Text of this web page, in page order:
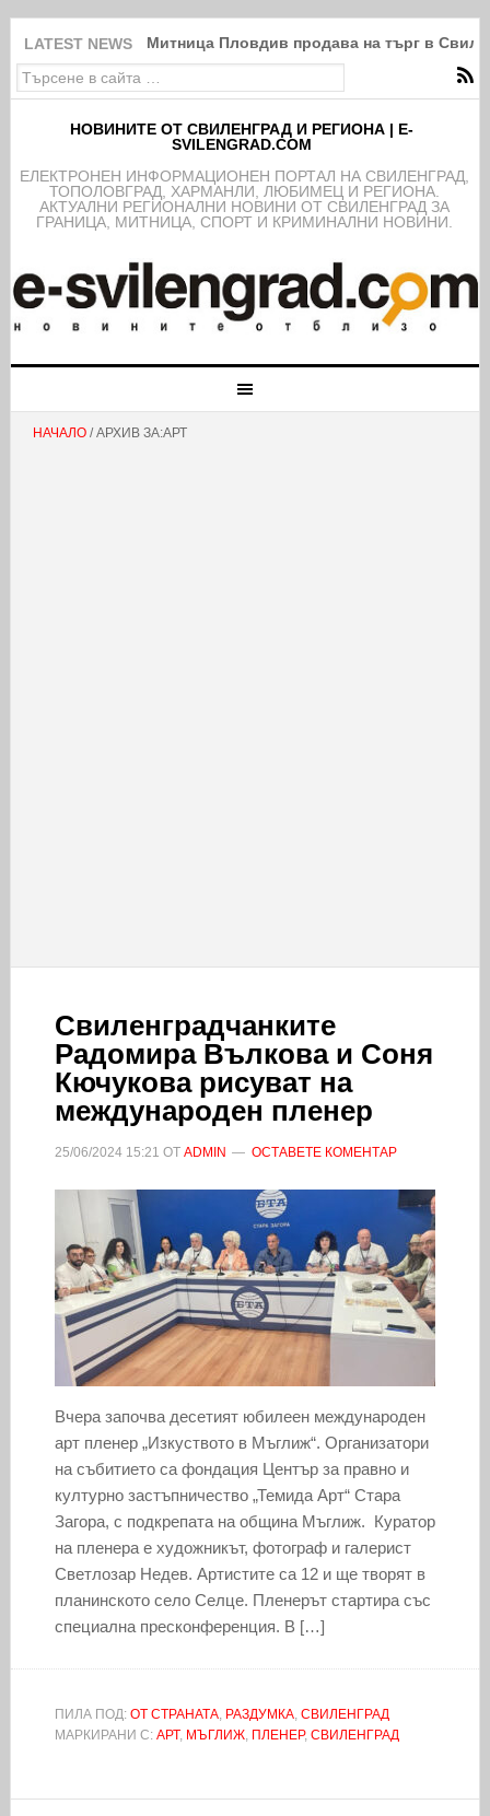
LATEST NEWS Митница Пловдив продава на търг в
НОВИНИТЕ ОТ СВИЛЕНГРАД И РЕГИОНА | E-
SVILENGRAD.COM
EЛЕКТРОНЕН ИНФОРМАЦИОНЕН ПОРТАЛ НА СВИЛЕНГРАД,
ТОПОЛОВГРАД, ХАРМАНЛИ, ЛЮБИМЕЦ И РЕГИОНА.
АКТУАЛНИ РЕГИОНАЛНИ НОВИНИ ОТ СВИЛЕНГРАД ЗА
ГРАНИЦА, МИТНИЦА, СПОРТ И КРИМИНАЛНИ НОВИНИ.
НАЧАЛО/ АРХИВ ЗА:АРТ
Свиленградчанките
Радомира Вълкова и Соня
Кючукова рисуват на
международен пленер
25/06/2024 15:21 ОТ ADMIN ОСТАВЕТЕ КОМЕНТАР
Вчера започва десетият юбилеен международен
арт пленер „Изкуството в Мъглиж“. Организатори
на събитието са фондация Център за правно и
културно застъпничество „Темида Арт“ Стара
Загора, с подкрепата на община Мъглиж. Куратор
на пленера е художникът, фотограф и галерист
Светлозар Недев. Артистите са 12 и ще творят в
планинското село Селце. Пленерът стартира със
специална пресконференция. В […]
ПИЛА ПОД: ОТ СТРАНАТА, РАЗДУМКА, СВИЛЕНГРАД
МАРКИРАНИ С: АРТ, МЪГЛИЖ, ПЛЕНЕР, СВИЛЕНГРАД